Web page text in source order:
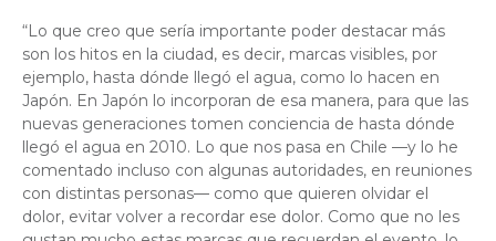
“Lo que creo que sería importante poder destacar más
son los hitos en la ciudad, es decir, marcas visibles, por
ejemplo, hasta dónde llegó el agua, como lo hacen en
Japón. En Japón lo incorporan de esa manera, para que las
nuevas generaciones tomen conciencia de hasta dónde
llegó el agua en 2010. Lo que nos pasa en Chile —y lo he
comentado incluso con algunas autoridades, en reuniones
con distintas personas— como que quieren olvidar el
dolor, evitar volver a recordar ese dolor. Como que no les